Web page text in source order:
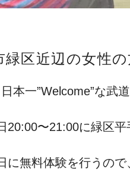
緑区近辺の女性の
本一”Welcome”な武
20:00〜21:00に緑区
に無料体験を行うので